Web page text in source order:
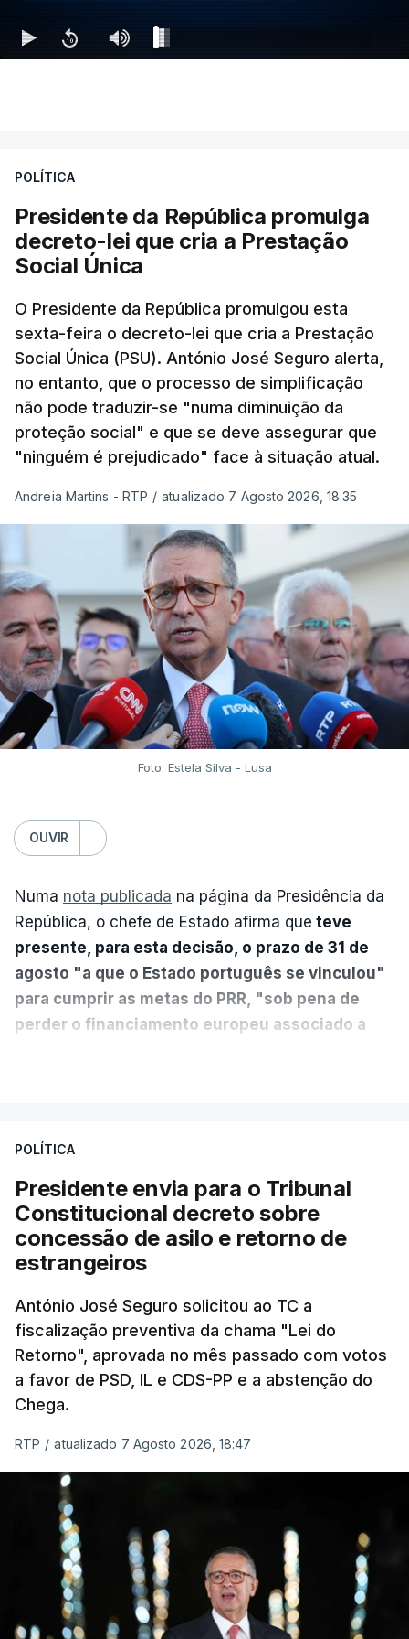
POLÍTICA
Presidente da República promulga
decreto-lei que cria a Prestação
Social Única
O Presidente da República promulgou esta
sexta-feira o decreto-lei que cria a Prestação
Social Única (PSU). António José Seguro alerta,
no entanto, que o processo de simplificação
não pode traduzir-se "numa diminuição da
proteção social" e que se deve assegurar que
"ninguém é prejudicado" face à situação atual.
Andreia Martins - RTP / atualizado 7 Agosto 2026, 18:35
Foto: Estela Silva - Lusa
OUVIR
Numa nota publicada na página da Presidência da
República, o chefe de Estado afirma que teve
presente, para esta decisão, o prazo de 31 de
agosto "a que o Estado português se vinculou"
para cumprir as metas do PRR, "sob pena de
perder o financiamento europeu associado a
sistema mais simples, mais justo e transparente".
"Sempre que seja possível reduzir burocracias,
eliminar sobreposições e garantir que os apoios
chegam a quem mais necessita, estaremos a dar
um passo na direção certa", argumenta o
Presidente da República.
Assegurar que "ninguém é
prejudicado"
O Preisdente deixa, no entanto, deixa alguns
avisos:uma reforma desta dimensão "deve ter
como primeiro critério a proteção das pessoas"
e "nenhum processo de simplificação pode
traduzir-se numa diminuição da proteção
social".
POLÍTICA
Presidente envia para o Tribunal
Constitucional decreto sobre
concessão de asilo e retorno de
estrangeiros
António José Seguro solicitou ao TC a
fiscalização preventiva da chama "Lei do
Retorno", aprovada no mês passado com votos
a favor de PSD, IL e CDS-PP e a abstenção do
Chega.
RTP / atualizado 7 Agosto 2026, 18:47